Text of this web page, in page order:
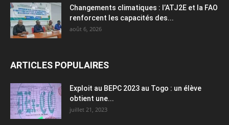
Changements climatiques : l’ATJ2E et la FAO
renforcent les capacités des...
août 6, 2026
ARTICLES POPULAIRES
Exploit au BEPC 2023 au Togo : un élève
obtient une...
juillet 21, 2023